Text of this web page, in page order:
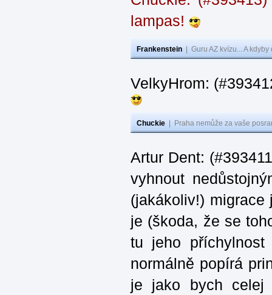
lampas!
Frankenstein Guru AZ kvízu... A
VelkyHrom:
Chuckie Praha nemůže za vaše
Artur Dent:
vyhnout
(jakákoliv!)
je (škoda, že se
tu jeho
normálně popírá
je jako bych celej